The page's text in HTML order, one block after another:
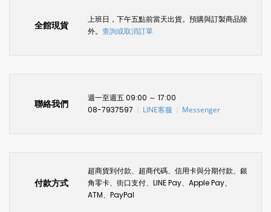
全館現貨
上班日，下午五點前當天出貨。預購與訂製商品除
外。 查詢或取消訂單
聯絡我們
週一至週五 09:00 ～ 17:00
08-7937597
LINE客服 Messenger
付款方式
超商貨到付款、超商代碼、信用卡與分期付款、銀
角零卡、街口支付、LINE Pay、Apple Pay、
ATM、PayPal